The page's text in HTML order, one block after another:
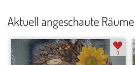
Aktuell angeschaute Räume
3